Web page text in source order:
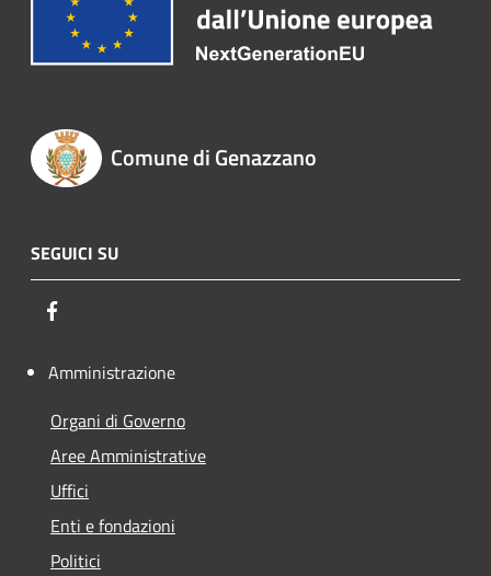
Comune di Genazzano
SEGUICI SU
Amministrazione
Organi di Governo
Aree Amministrative
Uffici
Enti e fondazioni
Politici